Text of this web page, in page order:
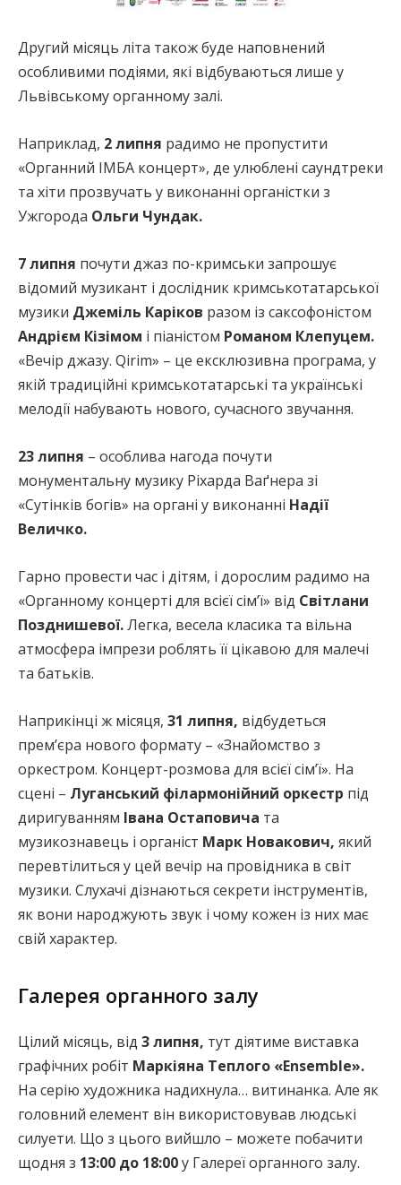
Другий місяць літа також буде наповнений
особливими подіями, які відбуваються лише у
Львівському органному залі.
Наприклад, 2 липня радимо не пропустити
«Органний ІМБА концерт», де улюблені саундтреки
та хіти прозвучать у виконанні органістки з
Ужгорода Ольги Чундак.
7 липня почути джаз по-кримськи запрошує
відомий музикант і дослідник кримськотатарської
музики Джеміль Каріков разом із саксофоністом
Андрієм Кізімом і піаністом Романом Клепуцем.
«Вечір джазу. Qirim» – це ексклюзивна програма, у
якій традиційні кримськотатарські та українські
мелодії набувають нового, сучасного звучання.
23 липня – особлива нагода почути
монументальну музику Ріхарда Ваґнера зі
«Сутінків богів» на органі у виконанні Надії
Величко.
Гарно провести час і дітям, і дорослим радимо на
«Органному концерті для всієї сім’ї» від Світлани
Позднишевої.Легка, весела класика та вільна
атмосфера імпрези роблять її цікавою для малечі
та батьків.
Наприкінці ж місяця, 31 липня, відбудеться
премʼєра нового формату – «Знайомство з
оркестром. Концерт-розмова для всієї сім’ї». На
сцені – Луганський філармонійний оркестр під
диригуванням Івана Остаповича та
музикознавець і органіст Марк Новакович, який
перевтілиться у цей вечір на провідника в світ
музики. Слухачі дізнаються секрети інструментів,
як вони народжують звук і чому кожен із них має
свій характер.
Галерея органного залу
Цілий місяць, від 3 липня, тут діятиме виставка
графічних робіт Маркіяна Теплого «Ensemble».
На серію художника надихнула… витинанка. Але як
головний елемент він використовував людські
силуети. Що з цього вийшло – можете побачити
щодня з 13:00 до 18:00у Галереї органного залу.